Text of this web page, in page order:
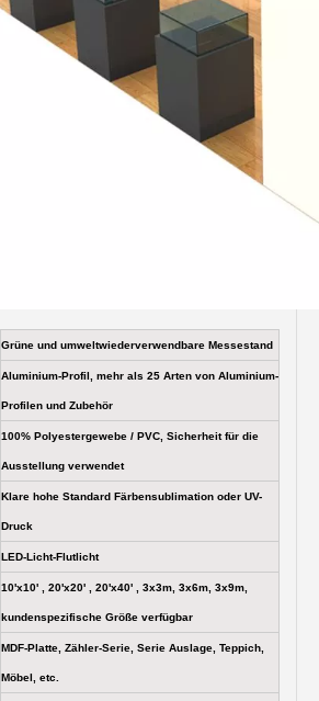
Grüne und umweltwiederverwendbare Messestand
Aluminium-Profil, mehr als 25 Arten von Aluminium-
Profilen und Zubehör
100% Polyestergewebe / PVC, Sicherheit für die
Ausstellung verwendet
Klare hohe Standard Färbensublimation oder UV-
Druck
LED-Licht-Flutlicht
10'x10' , 20'x20' , 20'x40' , 3x3m, 3x6m, 3x9m,
kundenspezifische Größe verfügbar
MDF-Platte, Zähler-Serie, Serie Auslage, Teppich,
Möbel, etc.